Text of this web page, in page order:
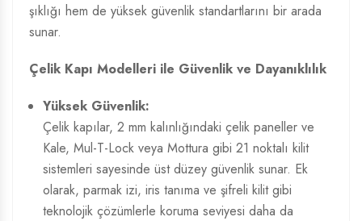
şıklığı hem de yüksek güvenlik standartlarını bir arada
sunar.
Çelik Kapı Modelleri ile Güvenlik ve Dayanıklılık
Yüksek Güvenlik:
Çelik kapılar, 2 mm kalınlığındaki çelik paneller ve
Kale, Mul-T-Lock veya Mottura gibi 21 noktalı kilit
sistemleri sayesinde üst düzey güvenlik sunar. Ek
olarak, parmak izi, iris tanıma ve şifreli kilit gibi
teknolojik çözümlerle koruma seviyesi daha da